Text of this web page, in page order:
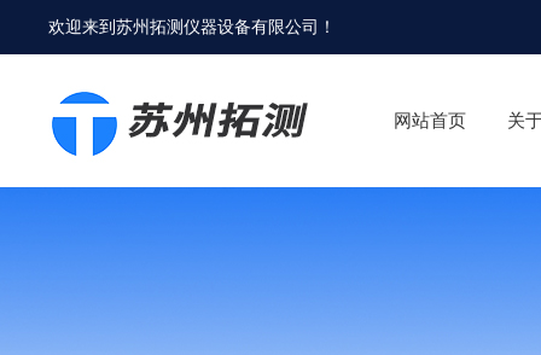
欢迎来到苏州拓测仪器设备有限公司 ！
网站首页 关